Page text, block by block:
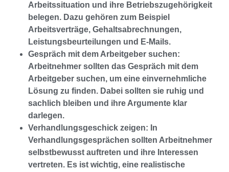
Arbeitssituation und ihre Betriebszugehörigkeit
belegen. Dazu gehören zum Beispiel
Arbeitsverträge, Gehaltsabrechnungen,
Leistungsbeurteilungen und E-Mails.
Gespräch mit dem Arbeitgeber suchen:
Arbeitnehmer sollten das Gespräch mit dem
Arbeitgeber suchen, um eine einvernehmliche
Lösung zu finden. Dabei sollten sie ruhig und
sachlich bleiben und ihre Argumente klar
darlegen.
Verhandlungsgeschick zeigen: In
Verhandlungsgesprächen sollten Arbeitnehmer
selbstbewusst auftreten und ihre Interessen
vertreten. Es ist wichtig, eine realistische